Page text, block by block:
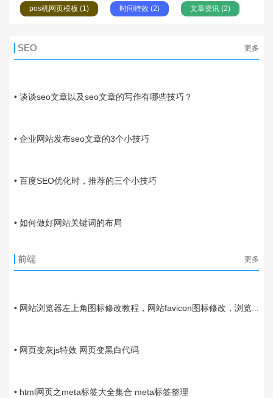
pos机网页模板 (1) 时间特效 (2) 文章资讯 (2)
SEO 更多
• 谈谈seo文章以及seo文章的写作有哪些技巧？
• 企业网站发布seo文章的3个小技巧
• 百度SEO优化时，推荐的三个小技巧
• 如何做好网站关键词的布局
前端 更多
• 网站浏览器左上角图标修改教程，网站favicon图标修改，浏览
• 网页变灰js特效 网页变黑白代码
• html网页之meta标签大全集合 meta标签整理